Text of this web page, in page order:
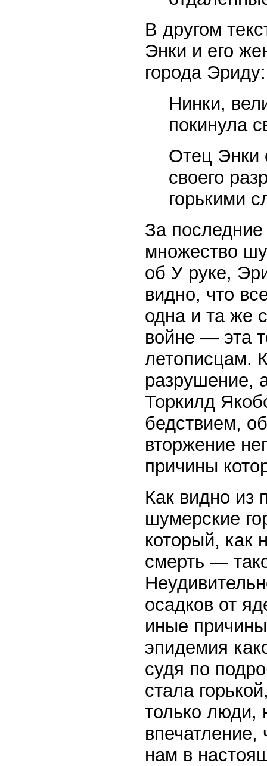
В другом
Энки и его
города Эриду:
Нинки,
покинула
Отец Энки
своего
горькими
За
множество
об У руке,
видно, что
одна и та же
войне — эта
летописцам.
разрушение,
Торкилд
бедствием,
вторжение
причины
Как видно из
шумерские
который, как
смерть —
осадков от
иные
эпидемия
судя по
стала
только люди,
впечатление,
нам в